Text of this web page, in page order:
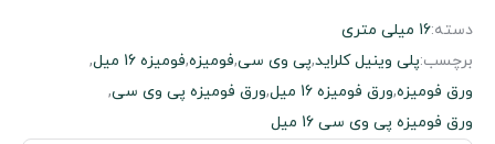
دسته:16 میلی متری
برچسب:پلی وینیل کلراید,پی وی سی,فومیزه,فومیزه 16 میل
,
ورق فومیزه,ورق فومیزه 16 میل ,ورق فومیزه پی وی سی,
ورق فومیزه پی وی سی 16 میل